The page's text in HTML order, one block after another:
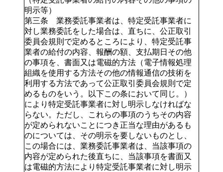
明示等）
第三条 業務委託事業者は、特定受託事業者に
対し業務委託をした場合は、直ちに、公正取引
委員会規則で定めるところにより、特定受託事
業者の給付の内容、報酬の額、支払期日その他
の事項を、書面又は電磁的方法（電子情報処理
組織を使用する方法その他の情報通信の技術を
利用する方法であって公正取引委員会規則で定
めるものをいう。以下この条において同じ。）
により特定受託事業者に対し明示しなければな
らない。ただし、これらの事項のうちその内容
が定められないことにつき正当な理由があるも
のについては、その明示を要しないものとし、
この場合には、業務委託事業者は、当該事項の
内容が定められた後直ちに、当該事項を書面又
は電磁的方法により特定受託事業者に対し明示